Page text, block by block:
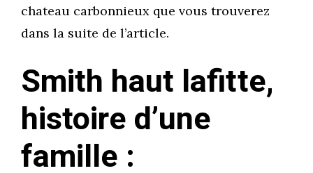
chateau carbonnieux que vous trouverez
dans la suite de l’article.
Smith haut lafitte,
histoire d’une
famille :